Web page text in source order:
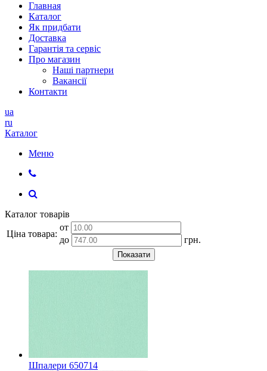
Главная
Каталог
Як придбати
Доставка
Гарантія та сервіс
Про магазин
Наші партнери
Вакансії
Контакти
ua
ru
Каталог
Меню
Каталог товарів
Ціна товара:
от
до
грн.
Показати
Шпалери 650714